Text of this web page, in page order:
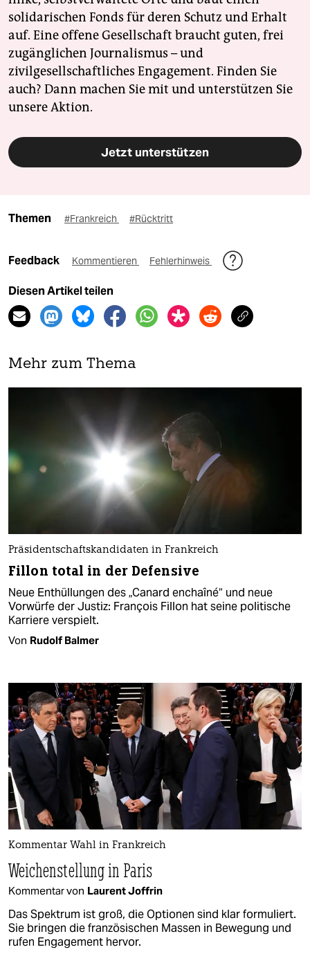
solidarischen Fonds für deren Schutz und Erhalt
auf. Eine offene Gesellschaft braucht guten, frei
zugänglichen Journalismus – und
zivilgesellschaftliches Engagement. Finden Sie
auch? Dann machen Sie mit und unterstützen Sie
unsere Aktion.
Jetzt unterstützen
Themen #Frankreich #Rücktritt
Feedback Kommentieren Fehlerhinweis
Diesen Artikel teilen
Mehr zum Thema
Präsidentschaftskandidaten in Frankreich
Fillon total in der Defensive
Neue Enthüllungen des „Canard enchaîné“ und neue
Vorwürfe der Justiz: François Fillon hat seine politische
Karriere verspielt.
Von Rudolf Balmer
Kommentar Wahl in Frankreich
Weichenstellung in Paris
Kommentar von Laurent Joffrin
Das Spektrum ist groß, die Optionen sind klar formuliert.
Sie bringen die französischen Massen in Bewegung und
rufen Engagement hervor.